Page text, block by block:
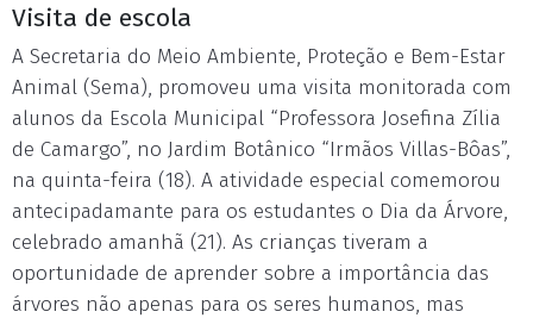
Visita de escola
A Secretaria do Meio Ambiente, Proteção e Bem-Estar
Animal (Sema), promoveu uma visita monitorada com
alunos da Escola Municipal “Professora Josefina Zília
de Camargo”, no Jardim Botânico “Irmãos Villas-Bôas”,
na quinta-feira (18). A atividade especial comemorou
antecipadamante para os estudantes o Dia da Árvore,
celebrado amanhã (21). As crianças tiveram a
oportunidade de aprender sobre a importância das
árvores não apenas para os seres humanos, mas